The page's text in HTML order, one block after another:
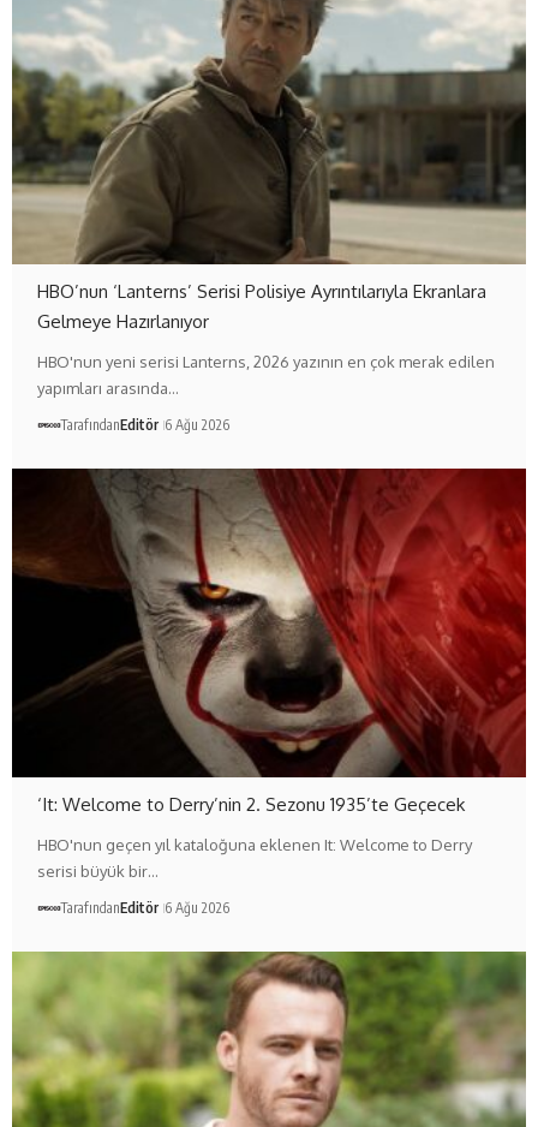
HBO’nun ‘Lanterns’ Serisi Polisiye Ayrıntılarıyla Ekranlara
Gelmeye Hazırlanıyor
HBO'nun yeni serisi Lanterns, 2026 yazının en çok merak edilen
yapımları arasında…
TarafındanEditör 6 Ağu 2026
‘It: Welcome to Derry’nin 2. Sezonu 1935’te Geçecek
HBO'nun geçen yıl kataloğuna eklenen It: Welcome to Derry
serisi büyük bir…
TarafındanEditör 6 Ağu 2026